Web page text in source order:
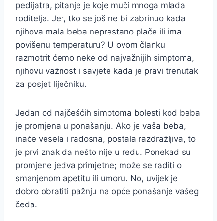
pedijatra, pitanje je koje muči mnoga mlada
roditelja. Jer, tko se još ne bi zabrinuo kada
njihova mala beba neprestano plače ili ima
povišenu temperaturu? U ovom članku
razmotrit ćemo neke od najvažnijih simptoma,
njihovu važnost i savjete kada je pravi trenutak
za posjet liječniku.
Jedan od najčešćih simptoma bolesti kod beba
je promjena u ponašanju. Ako je vaša beba,
inače vesela i radosna, postala razdražljiva, to
je prvi znak da nešto nije u redu. Ponekad su
promjene jedva primjetne; može se raditi o
smanjenom apetitu ili umoru. No, uvijek je
dobro obratiti pažnju na opće ponašanje vašeg
čeda.